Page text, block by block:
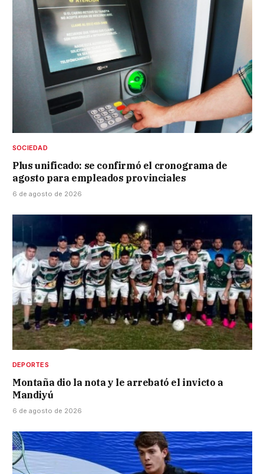
SOCIEDAD
Plus unificado: se confirmó el cronograma de
agosto para empleados provinciales
6 de agosto de 2026
DEPORTES
Montaña dio la nota y le arrebató el invicto a
Mandiyú
6 de agosto de 2026